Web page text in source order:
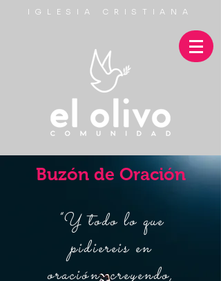
IGLESIA CRISTIANA
Buzón de Oración
"Y todo lo que
pidiereis en
oración, creyendo,